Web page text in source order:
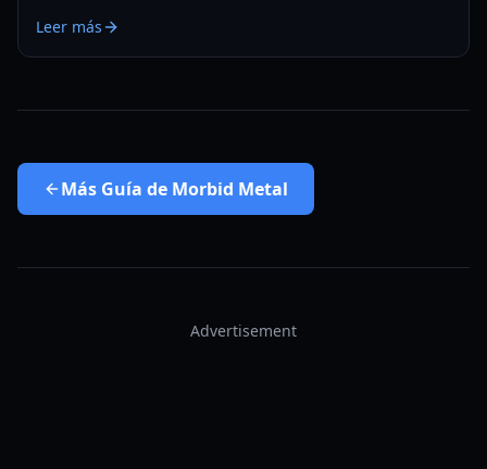
Leer más
Más Guía de Morbid Metal
Advertisement